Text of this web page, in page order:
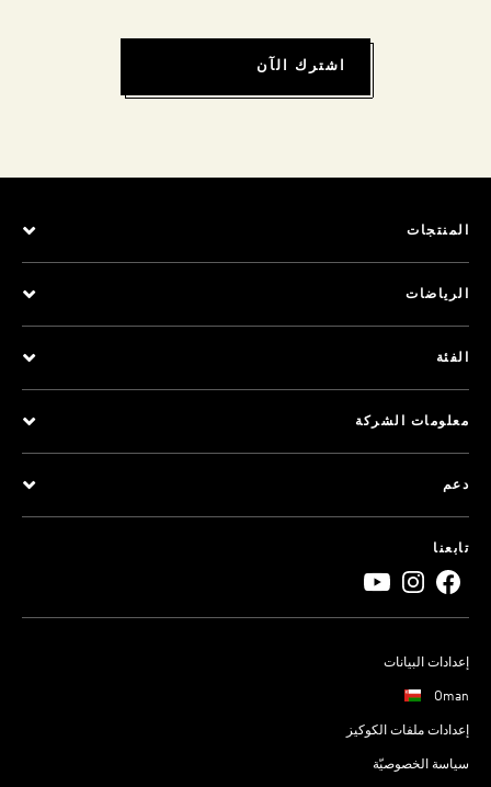
اشترك الآن
المنتجات
الرياضات
الفئة
معلومات الشركة
دعم
تابعنا
إعدادات البيانات
Oman
إعدادات ملفات الكوكيز
سياسة الخصوصيّة